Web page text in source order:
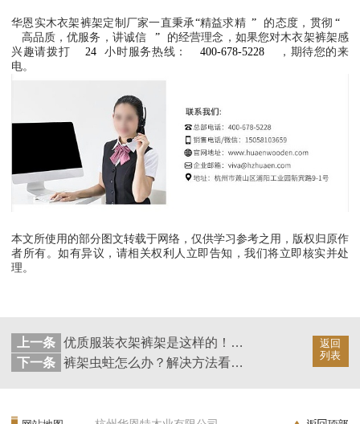
华恩实木衣架裤架定制厂家一直秉承“精益求精 ” 的态度，贯彻 “
高品质，优服务，讲诚信
”
的经营理念，如果您对木衣架裤架感
兴趣请拨打
24 小时服务热线： 400-678-5228
，期待您的来
电。
本文所使用的部分图文转载于网络，仅供学习参考之用，版权归原作
者所有。如有异议，请相关权利人立即告知，我们将立即核实并处
理。
返回
列表
上一条
优质服装衣架裤架是这样的！【华恩衣架】
下一条
裤架虫蛀怎么办？解决方法看这里【华恩衣架】